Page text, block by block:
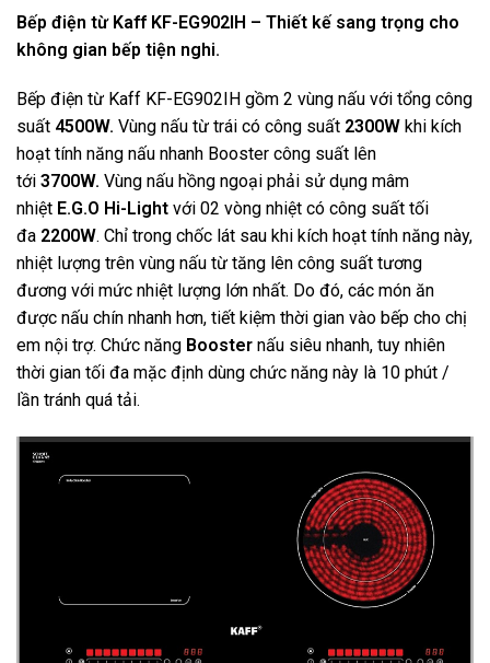
Bếp điện từ Kaff KF-EG902IH – Thiết kế sang trọng cho
không gian bếp tiện nghi.
Bếp điện từ Kaff KF-EG902IH gồm 2 vùng nấu với tổng công
suất 4500W. Vùng nấu từ trái có công suất 2300W khi kích
hoạt tính năng nấu nhanh Booster công suất lên
tới 3700W. Vùng nấu hồng ngoại phải sử dụng mâm
nhiệt E.G.O Hi-Light với 02 vòng nhiệt có công suất tối
đa 2200W. Chỉ trong chốc lát sau khi kích hoạt tính năng này,
nhiệt lượng trên vùng nấu từ tăng lên công suất tương
đương với mức nhiệt lượng lớn nhất. Do đó, các món ăn
được nấu chín nhanh hơn, tiết kiệm thời gian vào bếp cho chị
em nội trợ. Chức năng Booster nấu siêu nhanh, tuy nhiên
thời gian tối đa mặc định dùng chức năng này là 10 phút /
lần tránh quá tải.